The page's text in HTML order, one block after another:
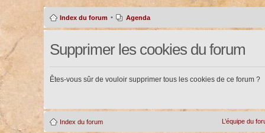
Index du forum • Agenda
Supprimer les cookies du forum
Êtes-vous sûr de vouloir supprimer tous les cookies de ce forum ?
Index du forum L’équipe du